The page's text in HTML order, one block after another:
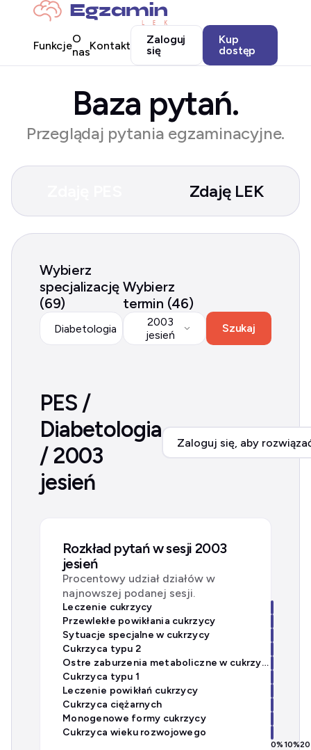
FunkcjeO
nasKontakt
Zaloguj
się
Kup
dostęp
Baza pytań.
Przeglądaj pytania egzaminacyjne.
Zdaję LEK
Wybierz
specjalizację
(69)
Diabetologia
Wybierz
termin (46)
2003
jesień
Szukaj
PES /
Diabetologia
/ 2003
jesień
Zaloguj się, aby
Rozkład pytań w sesji 2003
jesień
Procentowy udział działów w
najnowszej podanej sesji.
Leczenie cukrzycy
Przewlekłe powikłania cukrzycy
Sytuacje specjalne w cukrzycy
Cukrzyca typu 2
Ostre zaburzenia metaboliczne w cukrzycy
Cukrzyca typu 1
Leczenie powikłań cukrzycy
Cukrzyca ciężarnych
Monogenowe formy cukrzycy
Cukrzyca wieku rozwojowego
0% 10%20